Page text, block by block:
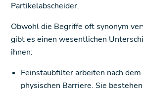
Partikelabscheider.
Obwohl die Begriffe oft synonym
gibt es einen wesentlichen
ihnen:
Feinstaubfilter arbeiten nach
physischen Barriere. Sie